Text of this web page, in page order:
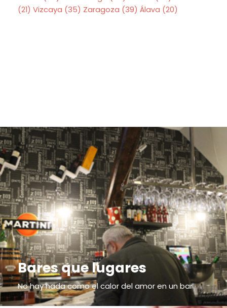
(21) Vizcaya (35) Zaragoza (39) Álava (20)
Bares que lugares
No hay nada como el calor del amor en un bar